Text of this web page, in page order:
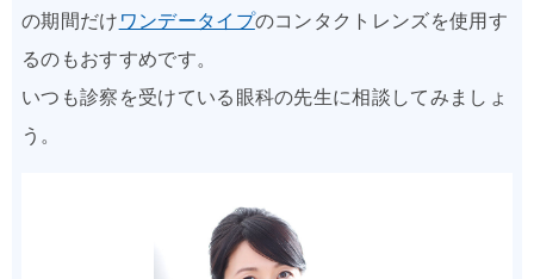
の期間だけ ワンデータイプのコンタクトレンズを使用す
るのもおすすめです。
いつも診察を受けている眼科の先生に相談してみましょ
う。